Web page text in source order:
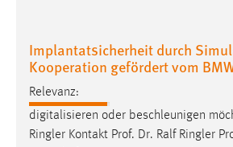
Implantatsicherheit durch
Kooperation gefördert vom
Relevanz:
digitalisieren oder beschleunigen
Ringler Kontakt Prof. Dr. Ralf Ringler